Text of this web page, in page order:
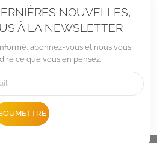
NOUVELLES,
À LA NEWSLETTER
abonnez-vous et nous vous
ce que vous en pensez.